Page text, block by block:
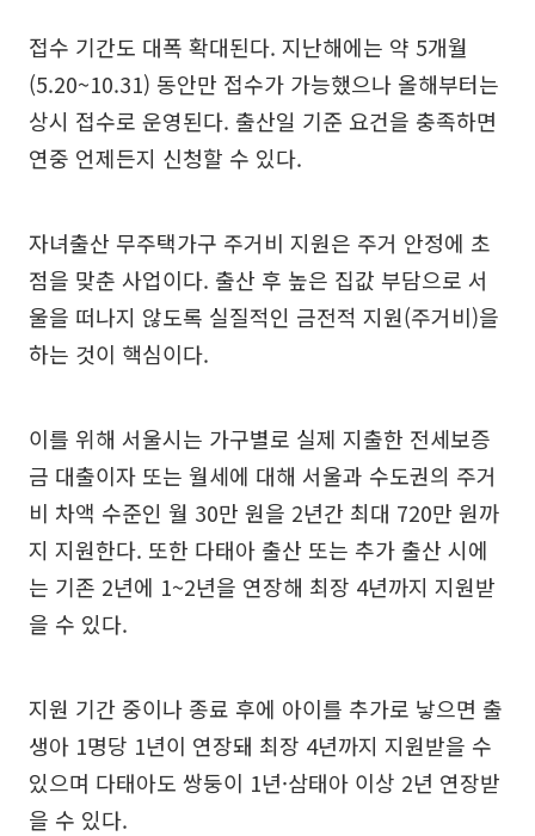
접수 기간도 대폭 확대된다. 지난해에는 약 5개월
(5.20~10.31) 동안만 접수가 가능했으나 올해부터는
상시 접수로 운영된다. 출산일 기준 요건을 충족하면
연중 언제든지 신청할 수 있다.
자녀출산 무주택가구 주거비 지원은 주거 안정에 초
점을 맞춘 사업이다. 출산 후 높은 집값 부담으로 서
울을 떠나지 않도록 실질적인 금전적 지원(주거비)을
하는 것이 핵심이다.
이를 위해 서울시는 가구별로 실제 지출한 전세보증
금 대출이자 또는 월세에 대해 서울과 수도권의 주거
비 차액 수준인 월 30만 원을 2년간 최대 720만 원까
지 지원한다. 또한 다태아 출산 또는 추가 출산 시에
는 기존 2년에 1~2년을 연장해 최장 4년까지 지원받
을 수 있다.
지원 기간 중이나 종료 후에 아이를 추가로 낳으면 출
생아 1명당 1년이 연장돼 최장 4년까지 지원받을 수
있으며 다태아도 쌍둥이 1년·삼태아 이상 2년 연장받
을 수 있다.